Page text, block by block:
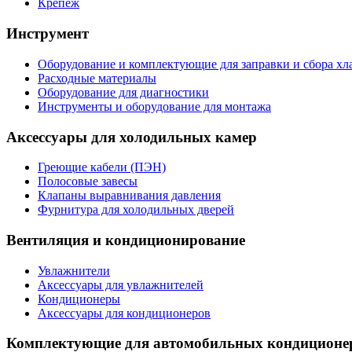
Крепеж
Инструмент
Оборудование и комплектующие для заправки и сбора
Расходные материалы
Оборудование для диагностики
Инструменты и оборудование для монтажа
Аксессуары для холодильных камер
Греющие кабели (ПЭН)
Полосовые завесы
Клапаны выравнивания давления
Фурнитура для холодильных дверей
Вентиляция и кондиционирование
Увлажнители
Аксессуары для увлажнителей
Кондиционеры
Аксессуары для кондиционеров
Комплектующие для автомобильных